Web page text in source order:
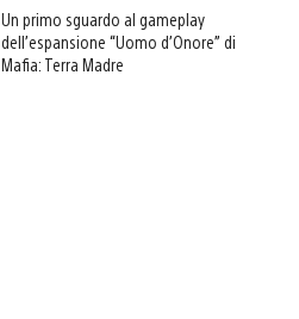
Un primo sguardo al gameplay
dell’espansione “Uomo d’Onore” di
Mafia: Terra Madre